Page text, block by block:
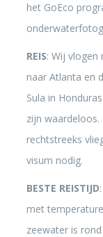
het GoEco
REIS: Wij vlogen
naar Atlanta en
Sula in
zijn
rechtstreeks
visum nodig.
BESTE REISTIJD
met
zeewater is